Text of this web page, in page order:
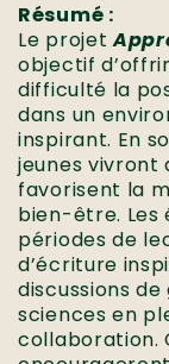
Résumé :
Le projet
objectif
difficulté la
dans un
inspirant. En
jeunes vivront
favorisent la
bien-être. Les
périodes de
d’écriture
discussions
sciences en
collaboration.